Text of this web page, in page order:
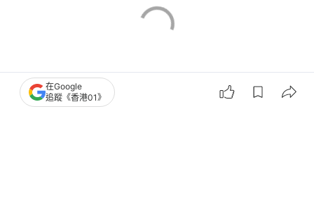
熱話 台灣
在Google
追蹤《香港01》